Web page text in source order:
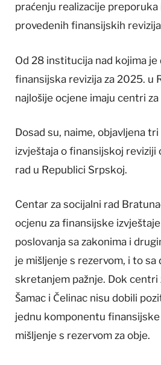
praćenju realizacije preporuka
provedenih finansijskih
Od 28 institucija nad kojima je
finansijska revizija za 2025. u
najlošije ocjene imaju centri
Dosad su, naime, objavljena
izvještaja o finansijskoj reviziji
rad u Republici Srpskoj.
Centar za socijalni rad
ocjenu za finansijske
poslovanja sa zakonima i
je mišljenje s rezervom, i to sa
skretanjem pažnje. Dok centri
Šamac i Čelinac nisu dobili
jednu komponentu
mišljenje s rezervom za obje.